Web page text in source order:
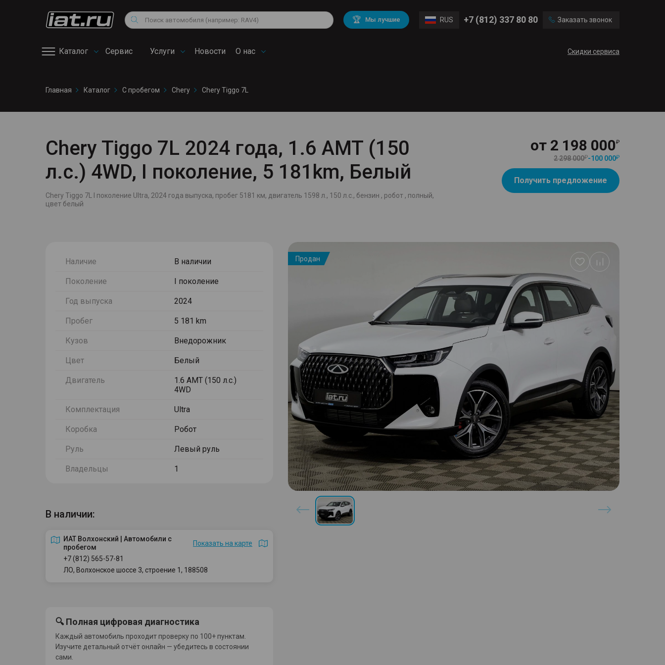
Поиск 🏆 Мы лучшие RUS +7 (812) 337 80 80 Заказать звонок
Каталог Сервис
сервис
Услуги Новости О нас Скидки сервиса
Снегоходы
Квадроциклы
Volkswagen
Mitsubishi BMW
Audi
Mercedes Benz Volvo
Главная Каталог С пробегом Chery Chery Tiggo 7L
Chery Tiggo 7L 2024 года, 1.6 AMT (150
л.с.) 4WD, I поколение, 5 181km, Белый
Chery Tiggo 7L I поколение Ultra, 2024 года выпуска, пробег 5181 км, двигатель 1598 л., 150 л.с., бензин , робот , полный,
цвет белый
от 2 198 000
2 298 000 -100 000
Получить предложение
Наличие В наличии
Поколение I поколение
Год выпуска 2024
Пробег 5 181 km
Кузов Внедорожник
Цвет Белый
Двигатель
1.6 AMT (150 л.с.)
4WD
Комплектация Ultra
Коробка Робот
Руль Левый руль
Владельцы 1
В наличии:
ИАТ Волхонский | Автомобили с
пробегом
Показать на карте
+7 (812) 565-57-81
ЛО, Волхонское шоссе 3, строение 1, 188508
🔍 Полная цифровая диагностика
Каждый автомобиль проходит проверку по 100+ пунктам.
Изучите детальный отчёт онлайн — убедитесь в состоянии
сами.
Продан
Добавить
в
избранное